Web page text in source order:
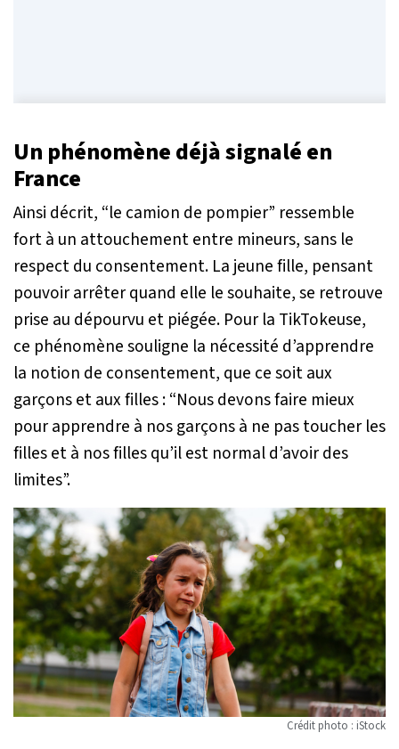
Un phénomène déjà signalé en
France
Ainsi décrit, “le camion de pompier” ressemble
fort à un attouchement entre mineurs, sans le
respect du consentement. La jeune fille, pensant
pouvoir arrêter quand elle le souhaite, se retrouve
prise au dépourvu et piégée. Pour la TikTokeuse,
ce phénomène souligne la nécessité d’apprendre
la notion de consentement, que ce soit aux
garçons et aux filles :“Nous devons faire mieux
pour apprendre à nos garçons à ne pas toucher les
filles et à nos filles qu’il est normal d’avoir des
limites”.
Crédit photo : iStock